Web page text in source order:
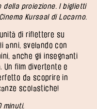
della proiezione. I biglietti
Kursaal di Locarno.
di riflettere su
anni, svelando con
anche gli insegnanti
film divertente e
da scoprire in
scolastiche!
minuti.